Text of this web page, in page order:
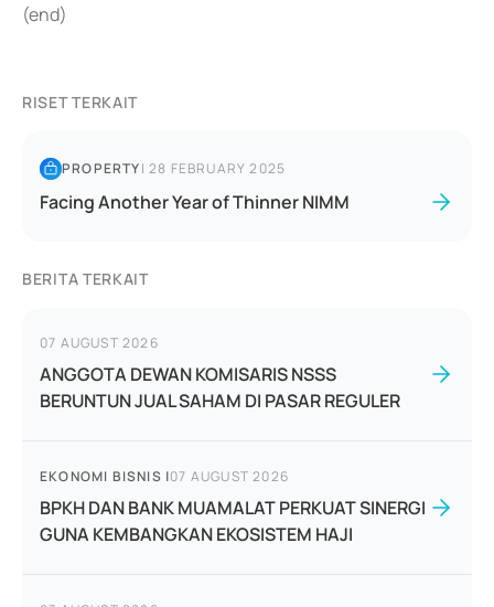
(end)
RISET TERKAIT
PROPERTY|28 FEBRUARY 2025
Facing Another Year of Thinner NIMM
BERITA TERKAIT
07 AUGUST 2026
ANGGOTA DEWAN KOMISARIS NSSS
BERUNTUN JUAL SAHAM DI PASAR REGULER
EKONOMI BISNIS |07 AUGUST 2026
BPKH DAN BANK MUAMALAT PERKUAT SINERGI
GUNA KEMBANGKAN EKOSISTEM HAJI